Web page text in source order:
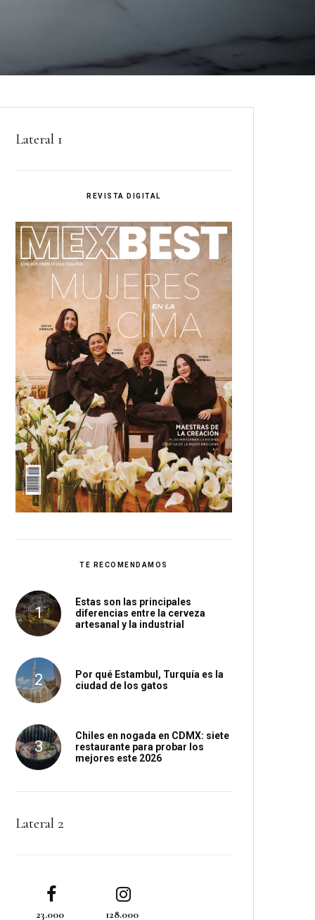
Lateral 1
REVISTA DIGITAL
TE RECOMENDAMOS
Estas son las principales
diferencias entre la cerveza
artesanal y la industrial
Por qué Estambul, Turquía es la
ciudad de los gatos
Chiles en nogada en CDMX: siete
restaurante para probar los
mejores este 2026
Lateral 2
23.000 128.000